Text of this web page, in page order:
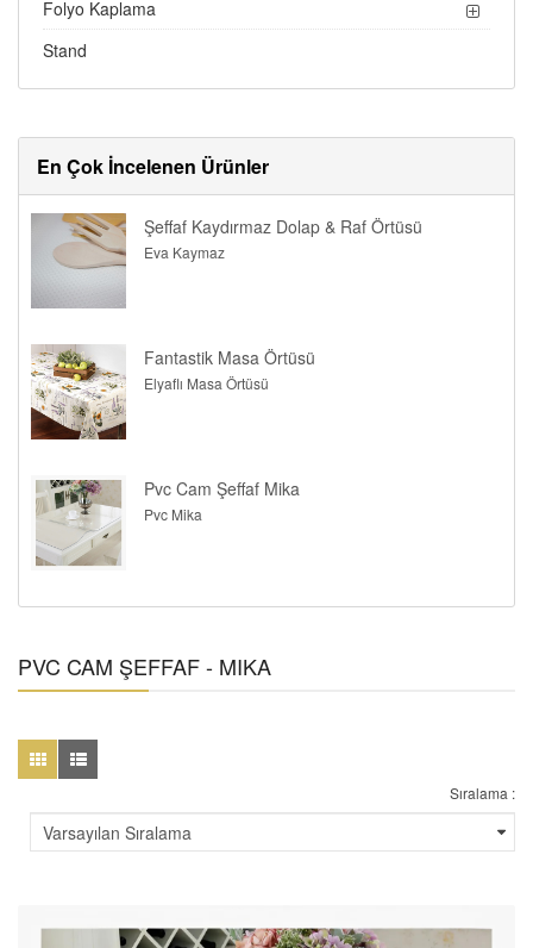
Folyo Kaplama
Stand
En Çok İncelenen Ürünler
Şeffaf Kaydırmaz Dolap & Raf Örtüsü
Eva Kaymaz
Fantastik Masa Örtüsü
Elyaflı Masa Örtüsü
Pvc Cam Şeffaf Mika
Pvc Mika
PVC CAM ŞEFFAF - MIKA
Sıralama :